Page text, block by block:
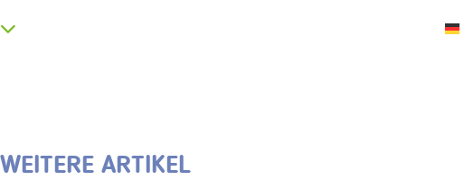
WEITERE ARTIKEL